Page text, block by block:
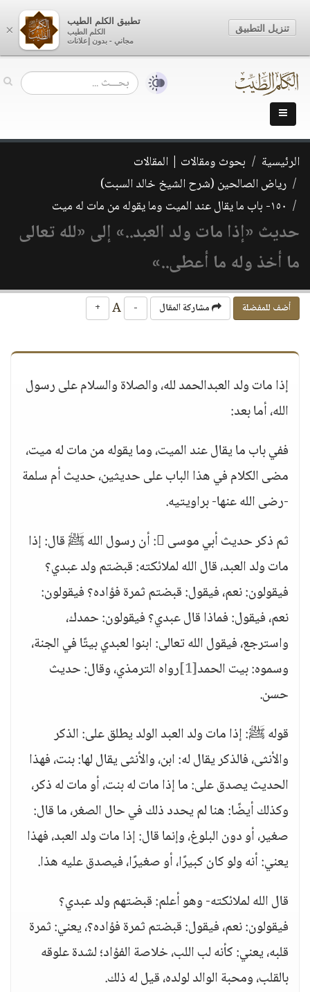
الرئيسية
بحوث ومقالات | المقالات
رياض الصالحين (شرح الشيخ خالد السبت)
١٥٠- باب ما يقال عند الميت وما يقوله من مات له ميت
حديث «إذا مات ولد العبد..» إلى «لله تعالى
ما أخذ وله ما أعطى..»
أضف للمفضلة مشاركة المقال -
+
إذا مات ولد العبدالحمد لله، والصلاة والسلام على رسول
الله، أما بعد:
ففي باب ما يقال عند الميت، وما يقوله من مات له ميت،
مضى الكلام في هذا الباب على حديثين، حديث أم سلمة
-رضى الله عنها- براويتيه.
ثم ذكر حديث أبي موسى : أن رسول الله ﷺ قال: إذا
مات ولد العبد، قال الله لملائكته: قبضتم ولد عبدي؟
فيقولون: نعم، فيقول: قبضتم ثمرة فؤاده؟ فيقولون:
نعم، فيقول: فماذا قال عبدي؟ فيقولون: حمدك،
واسترجع، فيقول الله تعالى: ابنوا لعبدي بيتًا في الجنة،
وسموه: بيت الحمد[1] رواه الترمذي، وقال: حديث
حسن.
قوله ﷺ: إذا مات ولد العبد الولد يطلق على: الذكر
والأنثى، فالذكر يقال له: ابن، والأنثى يقال لها: بنت، فهذا
الحديث يصدق على: ما إذا مات له بنت، أو مات له ذكر،
وكذلك أيضًا: هنا لم يحدد ذلك في حال الصغر، ما قال:
صغير، أو دون البلوغ، وإنما قال: إذا مات ولد العبد، فهذا
يعني: أنه ولو كان كبيرًا، أو صغيرًا، فيصدق عليه هذا.
قال الله لملائكته- وهو أعلم: قبضتهم ولد عبدي؟
فيقولون: نعم، فيقول: قبضتم ثمرة فؤاده؟، يعني: ثمرة
قلبه، يعني: كأنه لب اللب، خلاصة الفؤاد؛ لشدة علوقه
بالقلب، ومحبة الوالد لولده، قيل له ذلك.
×
تطبيق الكلم الطيب
الكلم الطيب
مجاني - بدون إعلانات
تنزيل التطبيق